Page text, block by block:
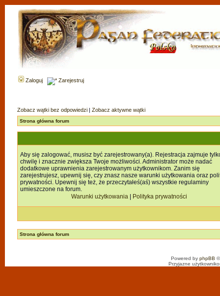
Zaloguj Zarejestruj
Zobacz wątki bez odpowiedzi | Zobacz aktywne wątki
Strona główna forum
Aby się zalogować, musisz być zarejestrowany(a). Rejestracja zajmuje
chwilę i znacznie zwiększa Twoje możliwości. Administrator może nadać
dodatkowe uprawnienia zarejestrowanym użytkownikom. Zanim się
zarejestrujesz, upewnij się, czy znasz nasze warunki użytkowania oraz
prywatności. Upewnij się też, że przeczytałeś(aś) wszystkie regulaminy
umieszczone na forum.
Warunki użytkowania| Polityka prywatności
Strona główna forum
Powered by phpBB
Przyjazne